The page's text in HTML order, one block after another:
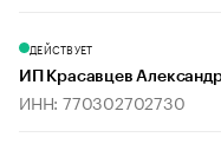
ДЕЙСТВУЕТ
ИП Красавцев
ИНН: 770302702730